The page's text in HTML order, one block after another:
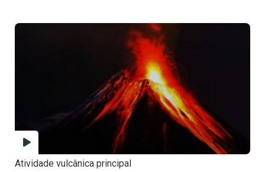
Atividade vulcânica principal